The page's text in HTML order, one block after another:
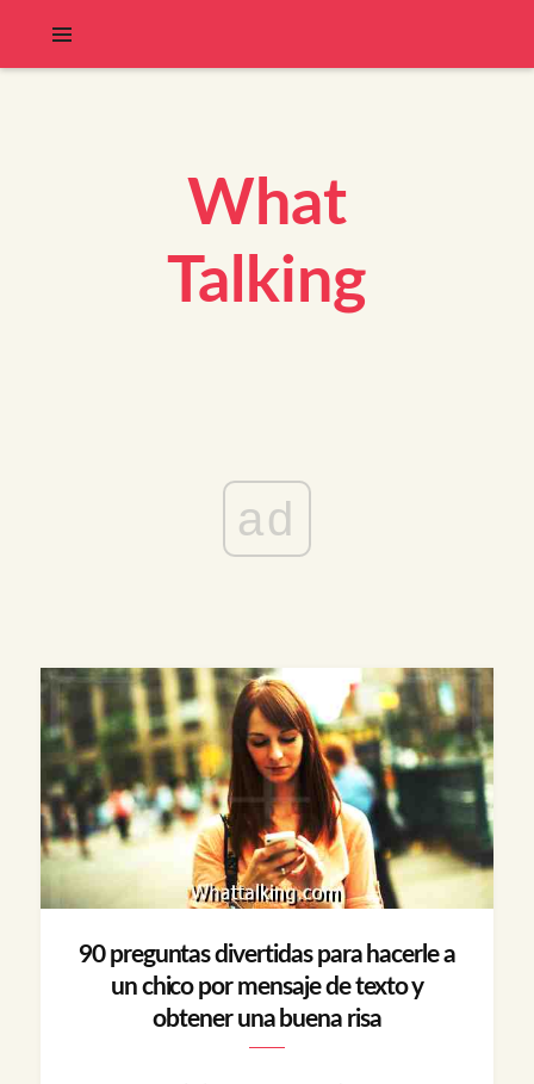
What
Talking
ad
90 preguntas divertidas para hacerle a
un chico por mensaje de texto y
obtener una buena risa